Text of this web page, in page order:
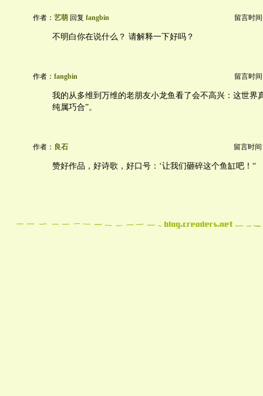
作者： 艺萌 回复 fangbin 留言时间
不明白你在说什么？ 请解释一下好吗？
作者： fangbin 留言时间
我的从多维到万维的老朋友小龙鱼看了会不高兴：这世界
纯属巧合”。
作者： 良石 留言时间
赞好作品，好诗歌，好口号：‘让我们砸碎这个鱼缸吧！“